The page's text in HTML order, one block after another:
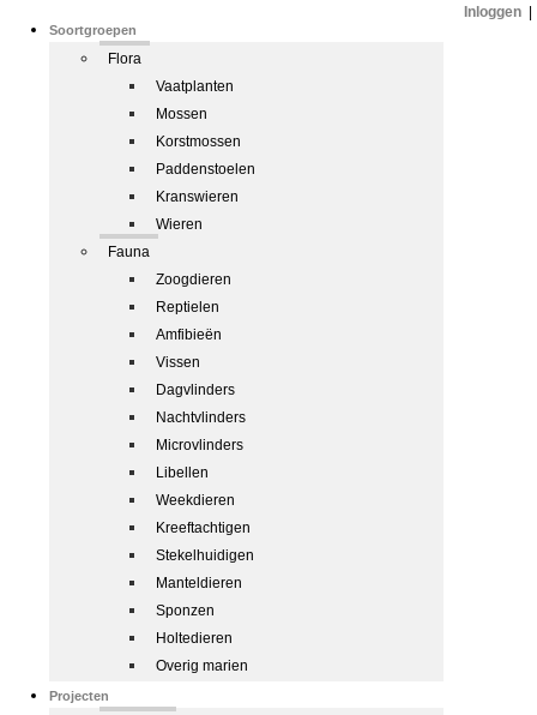
Soortgroepen
Flora
Vaatplanten
Mossen
Korstmossen
Paddenstoelen
Kranswieren
Wieren
Fauna
Zoogdieren
Reptielen
Amfibieën
Vissen
Dagvlinders
Nachtvlinders
Microvlinders
Libellen
Weekdieren
Kreeftachtigen
Stekelhuidigen
Manteldieren
Sponzen
Holtedieren
Overig marien
Projecten
Inloggen